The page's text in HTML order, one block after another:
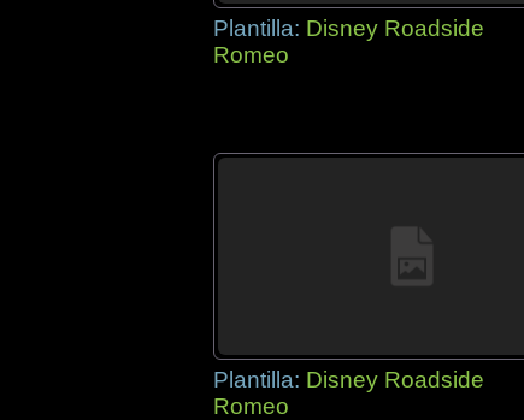
Plantilla: Disney Roadside
Romeo
Plantilla: Disney Roadside
Romeo